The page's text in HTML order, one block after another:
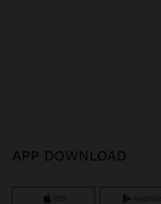
APP DOWNLOAD
iOS Android